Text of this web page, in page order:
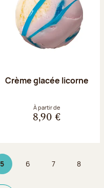
Crème glacée licorne
À partir de
8,90 €
5Page 5 sur 9
Page
6 Page
7 Page
8